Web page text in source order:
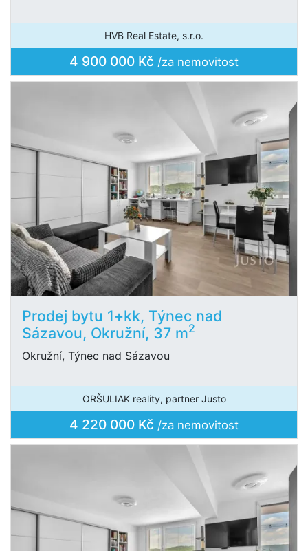
HVB Real Estate, s.r.o.
4 900 000 Kč /za nemovitost
Prodej bytu 1+kk, Týnec nad
Sázavou, Okružní, 37 m2
Okružní, Týnec nad Sázavou
ORŠULIAK reality, partner Justo
4 220 000 Kč /za nemovitost